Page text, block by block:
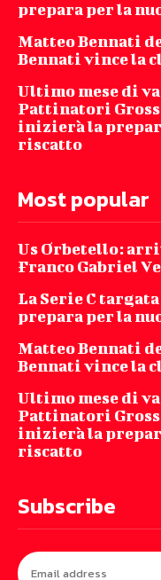
prepara per la
Matteo Bennati
Bennati vince la
Ultimo mese di
Pattinatori
inizierà la
riscatto
Most popular
Us Orbetello:
Franco Gabriel
La Serie C
prepara per la
Matteo Bennati
Bennati vince la
Ultimo mese di
Pattinatori
inizierà la
riscatto
Subscribe